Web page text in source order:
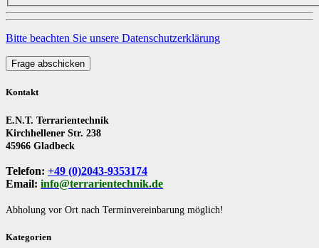
Bitte beachten Sie unsere Datenschutzerklärung
Frage abschicken
Kontakt
E.N.T. Terrarientechnik
Kirchhellener Str. 238
45966 Gladbeck
Telefon: +49 (0)2043-9353174
Email: info@terrarientechnik.de
Abholung vor Ort nach Terminvereinbarung möglich!
Kategorien